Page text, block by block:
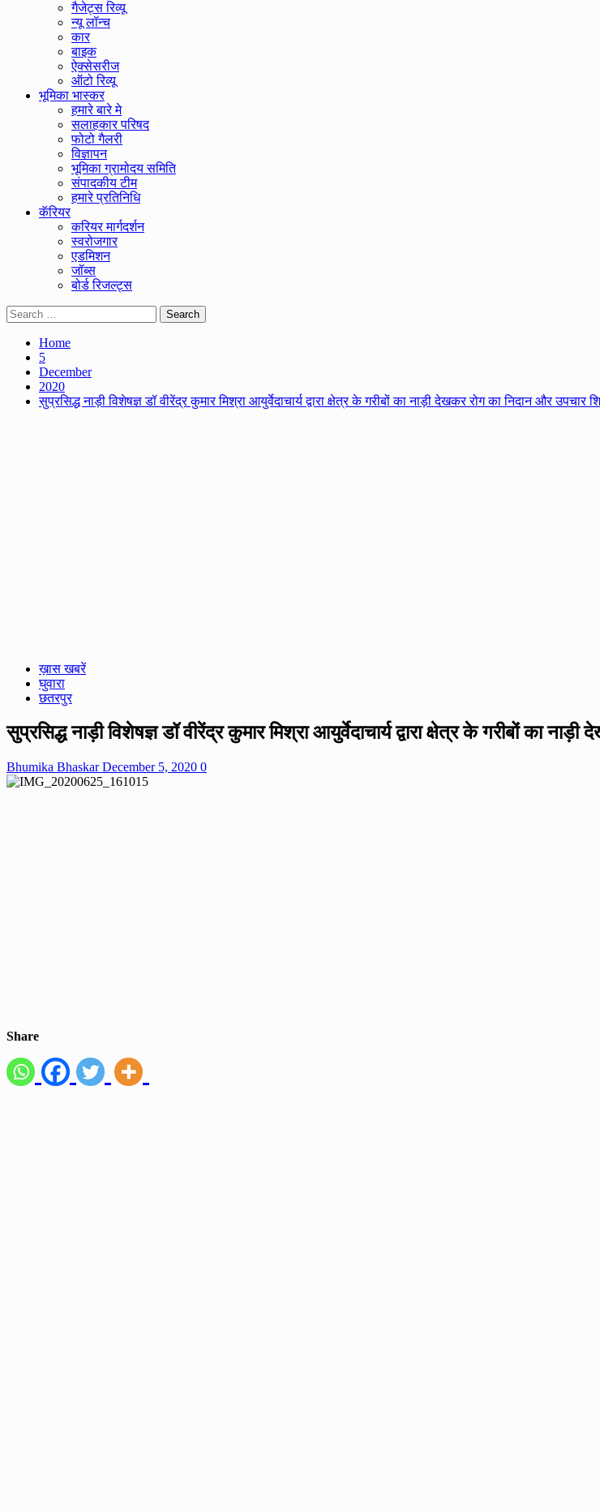
गैजेट्स रिव्यू
न्यू लॉन्च
कार
बाइक
ऐक्सेसरीज
ऑटो रिव्यू
भूमिका भास्कर
हमारे बारे मे
सलाहकार परिषद
फोटो गैलरी
विज्ञापन
भूमिका ग्रामोदय समिति
संपादकीय टीम
हमारे प्रतिनिधि
कॅरियर
करियर मार्गदर्शन
स्वरोजगार
एडमिशन
जॉब्स
बोर्ड रिजल्ट्स
Search
for:
Home
5
December
2020
सुप्रसिद्ध नाड़ी विशेषज्ञ डॉ वीरेंद्र कुमार मिश्रा आयुर्वेदाचार्य द्वारा क्षेत्र के गरीबों का नाड़ी देखकर रोग का निदान और उपचार
ख़ास खबरें
घुवारा
छतरपुर
सुप्रसिद्ध नाड़ी विशेषज्ञ डॉ वीरेंद्र कुमार मिश्रा आयुर्वेदाचार्य द्वारा क्षेत्र के गरीबों का
Bhumika BhaskarDecember 5, 2020 0
Share